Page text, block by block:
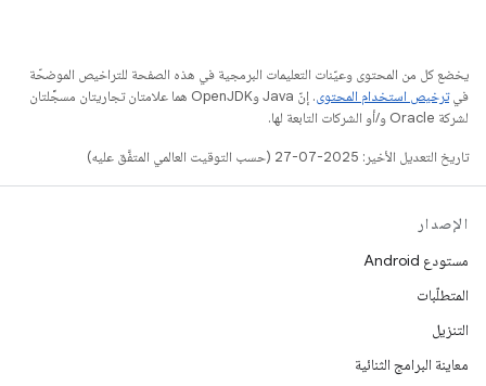
يخضع كل من المحتوى وعيّنات التعليمات البرمجية في هذه الصفحة للتراخيص الموضحّة
فيترخيص استخدام المحتوى
. إنّ Java وOpenJDK هما علامتان تجاريتان مسجَّلتان
لشركة Oracle و/أو الشركات التابعة لها.
تاريخ التعديل الأخير: 2025-07-27 (حسب التوقيت العالمي المتفَّق عليه)
الإصدار
مستودع Android
المتطلّبات
التنزيل
معاينة البرامج الثنائية